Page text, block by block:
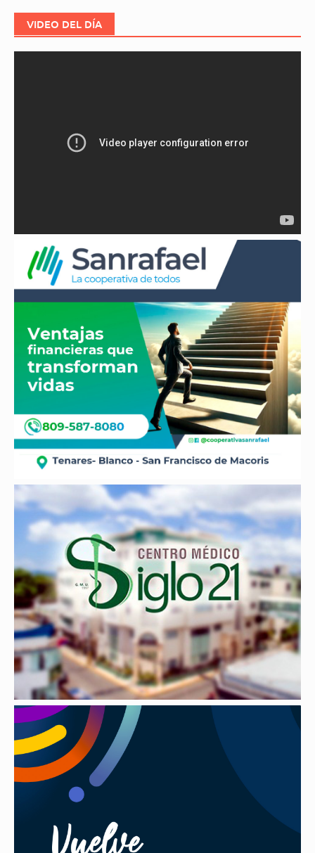
VIDEO DEL DÍA